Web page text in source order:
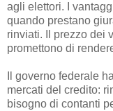
agli elettori. I
quando prestano
rinviati. Il prezzo dei
promettono di
Il governo federale
mercati del credito:
bisogno di contanti